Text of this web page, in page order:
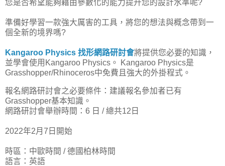
您是否希望能夠藉由參數化的能力提升您的設計水準呢?
準備好學習一款強大厲害的工具，將您的想法與概念帶到一
個全新的境界嗎?
Kangaroo Physics 找形網路研討會將提供您必要的知識，
並學會使用Kangaroo Physics。 Kangaroo Physics是
Grasshopper/Rhinoceros中免費且強大的外掛程式。
報名網路研討會之必要條件：建議報名參加者已有
Grasshopper基本知識。
網路研討會舉辦時間：6 日 / 總共12日
2022年2月7日開始
時區：中歐時間 / 德國柏林時間
語言：英語